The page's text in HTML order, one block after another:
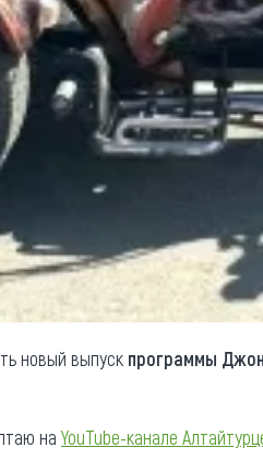
новый выпуск программы
на YouTube-канале